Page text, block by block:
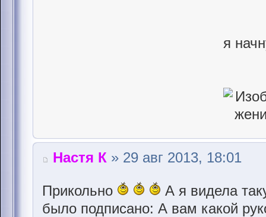
я
Настя К » 29 авг 2013, 18:01
Прикольно
А я видела
было подписано: А вам какой